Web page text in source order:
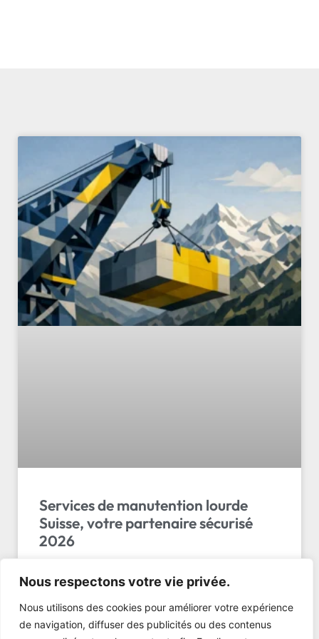
Nous respectons votre vie privée.
Nous utilisons des cookies pour améliorer votre expérience
de navigation, diffuser des publicités ou des contenus
Services de manutention lourde
Suisse, votre partenaire sécurisé
2026
Services de manutention lourde Suisse : LL
Transport Sàrl garantit sécurité, ponctualité et
expertise pour vos charges complexes. Devis gratuit
!